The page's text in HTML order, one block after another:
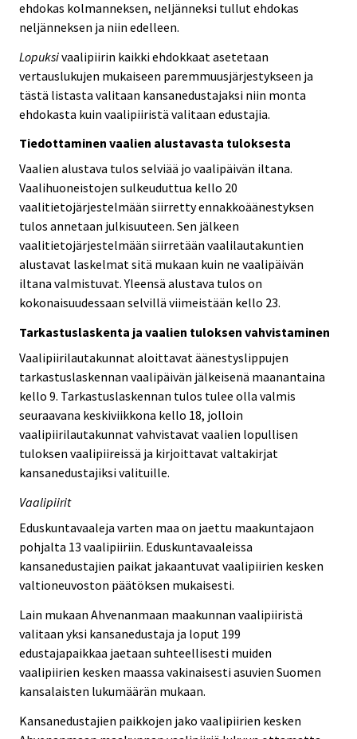
ehdokas kolmanneksen, neljänneksi tullut ehdokas
neljänneksen ja niin edelleen.
Lopuksivaalipiirin kaikki ehdokkaat asetetaan
vertauslukujen mukaiseen paremmuusjärjestykseen ja
tästä listasta valitaan kansanedustajaksi niin monta
ehdokasta kuin vaalipiiristä valitaan edustajia.
Tiedottaminen vaalien alustavasta tuloksesta
Vaalien alustava tulos selviää jo vaalipäivän iltana.
Vaalihuoneistojen sulkeuduttua kello 20
vaalitietojärjestelmään siirretty ennakkoäänestyksen
tulos annetaan julkisuuteen. Sen jälkeen
vaalitietojärjestelmään siirretään vaalilautakuntien
alustavat laskelmat sitä mukaan kuin ne vaalipäivän
iltana valmistuvat. Yleensä alustava tulos on
kokonaisuudessaan selvillä viimeistään kello 23.
Tarkastuslaskenta ja vaalien tuloksen vahvistaminen
Vaalipiirilautakunnat aloittavat äänestyslippujen
tarkastuslaskennan vaalipäivän jälkeisenä maanantaina
kello 9. Tarkastuslaskennan tulos tulee olla valmis
seuraavana keskiviikkona kello 18, jolloin
vaalipiirilautakunnat vahvistavat vaalien lopullisen
tuloksen vaalipiireissä ja kirjoittavat valtakirjat
kansanedustajiksi valituille.
Vaalipiirit
Eduskuntavaaleja varten maa on jaettu maakuntajaon
pohjalta 13 vaalipiiriin. Eduskuntavaaleissa
kansanedustajien paikat jakaantuvat vaalipiirien kesken
valtioneuvoston päätöksen mukaisesti.
Lain mukaan Ahvenanmaan maakunnan vaalipiiristä
valitaan yksi kansanedustaja ja loput 199
edustajapaikkaa jaetaan suhteellisesti muiden
vaalipiirien kesken maassa vakinaisesti asuvien Suomen
kansalaisten lukumäärän mukaan.
Kansanedustajien paikkojen jako vaalipiirien kesken